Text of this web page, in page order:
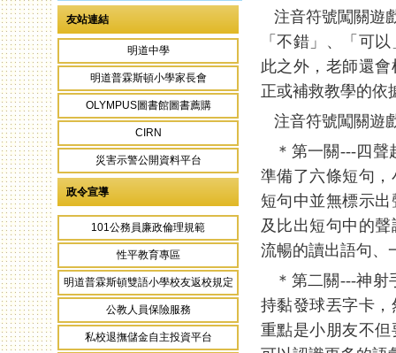
友站連結
明道中學
明道普霖斯頓小學家長會
OLYMPUS圖書館圖書薦購
CIRN
災害示警公開資料平台
政令宣導
101公務員廉政倫理規範
性平教育專區
明道普霖斯頓雙語小學校友返校規定
公教人員保險服務
私校退撫儲金自主投資平台
注音符號闖關遊
「不錯」、「可
此之外，老師還
正或補救教學的依
注音符號闖關遊
＊第一關---四聲
準備了六條短句
短句中並無標示
及比出短句中的
流暢的讀出語句、
＊第二關---神射
持黏發球丟字卡
重點是小朋友不